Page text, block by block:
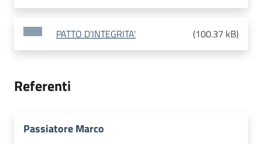
PATTO D'INTEGRITA' (100.37 kB)
Referenti
Passiatore Marco